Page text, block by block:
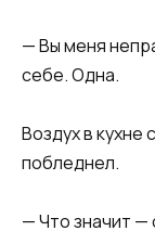
— Вы меня
себе. Одна.
Воздух в кухне
побледнел.
— Что значит —